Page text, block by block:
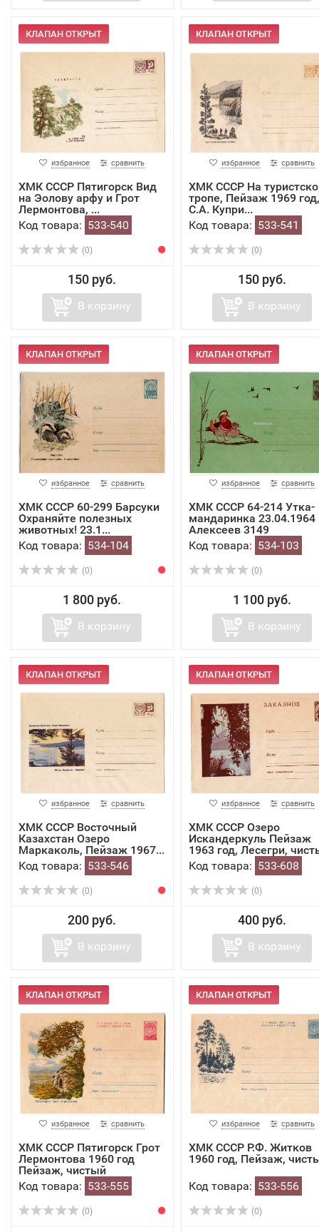
КЛАПАН ОТКРЫТ
избранное сравнить
ХМК СССР Пятигорск Вид
на Эолову арфу и Грот
Лермонтова, ...
Код товара: 533-540
(0)
150 руб.
В корзину
КЛАПАН ОТКРЫТ
избранное сравнить
ХМК СССР На
тропе, Пейзаж 1969 год,
С.А. Купри...
Код товара: 533-541
(0)
150 руб.
В корзину
КЛАПАН ОТКРЫТ
избранное сравнить
ХМК СССР 60-299 Барсуки
Охраняйте полезных
животных! 23.1...
Код товара: 534-104
(0)
1 800 руб.
В корзину
КЛАПАН ОТКРЫТ
избранное сравнить
ХМК СССР 64-214 Утка-
мандаринка 23.04.1964
Алексеев 3149
Код товара: 534-103
(0)
1 100 руб.
В корзину
КЛАПАН ОТКРЫТ
избранное сравнить
ХМК СССР Восточный
Казахстан Озеро
Маркаколь, Пейзаж 1967...
Код товара: 533-546
(0)
200 руб.
В корзину
КЛАПАН ОТКРЫТ
избранное сравнить
ХМК СССР Озеро
Искандеркуль Пейзаж
1963 год, Лесегри,
Код товара: 533-608
(0)
400 руб.
В корзину
КЛАПАН ОТКРЫТ
избранное сравнить
ХМК СССР Пятигорск Грот
Лермонтова 1960 год
Пейзаж, чистый
Код товара: 533-555
(0)
КЛАПАН ОТКРЫТ
избранное сравнить
ХМК СССР Р.Ф. Житков
1960 год, Пейзаж,
Код товара: 533-556
(0)